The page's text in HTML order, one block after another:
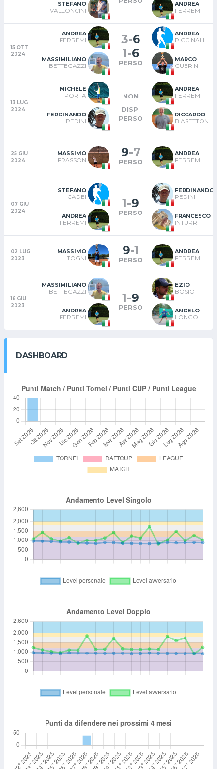
STEFANO
VALLONCINI
ANDREA
FERREMI
15 OTT
2024
ANDREA
FERREMI
MASSIMILIANO
BETTEGAZZI
3-6
1-6
PERSO
ANDREA
PICCINALI
MARCO
GUERINI
13 LUG
2024
MICHELE
PORTA
FERDINANDO
PEDINI
NON
DISP.
PERSO
ANDREA
FERREMI
RICCARDO
BIASETTON
25 GIU
2024
MASSIMO
FRASSON
9-7
PERSO
ANDREA
FERREMI
07 GIU
2024
STEFANO
CADEI
ANDREA
FERREMI
1-9
PERSO
FERDINANDO
PEDINI
FRANCESCO
INTURRI
02 LUG
2023
MASSIMO
TOGNI
9-1
PERSO
ANDREA
FERREMI
16 GIU
2023
MASSIMILIANO
BETTEGAZZI
ANDREA
FERREMI
1-9
PERSO
EZIO
BOSIO
ANGELO
LONGO
DASHBOARD